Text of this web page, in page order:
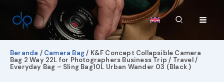
konten
Cari
Beranda / Camera Bag/ K&F Concept Collapsible Camera
Bag 2 Way 22L for Photographers Business Trip / Travel /
Everyday Bag – Sling Bag10L Urban Wander 03 (Black )